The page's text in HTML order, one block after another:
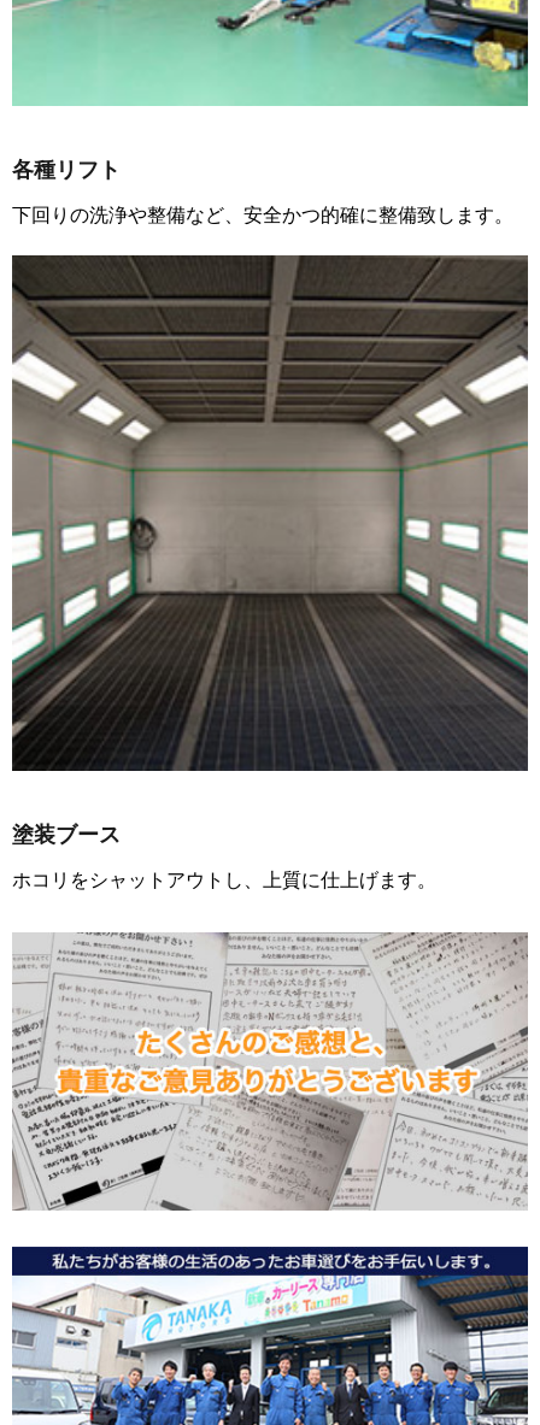
各種リフト
下回りの洗浄や整備など、安全かつ的確に整備致します。
塗装ブース
ホコリをシャットアウトし、上質に仕上げます。